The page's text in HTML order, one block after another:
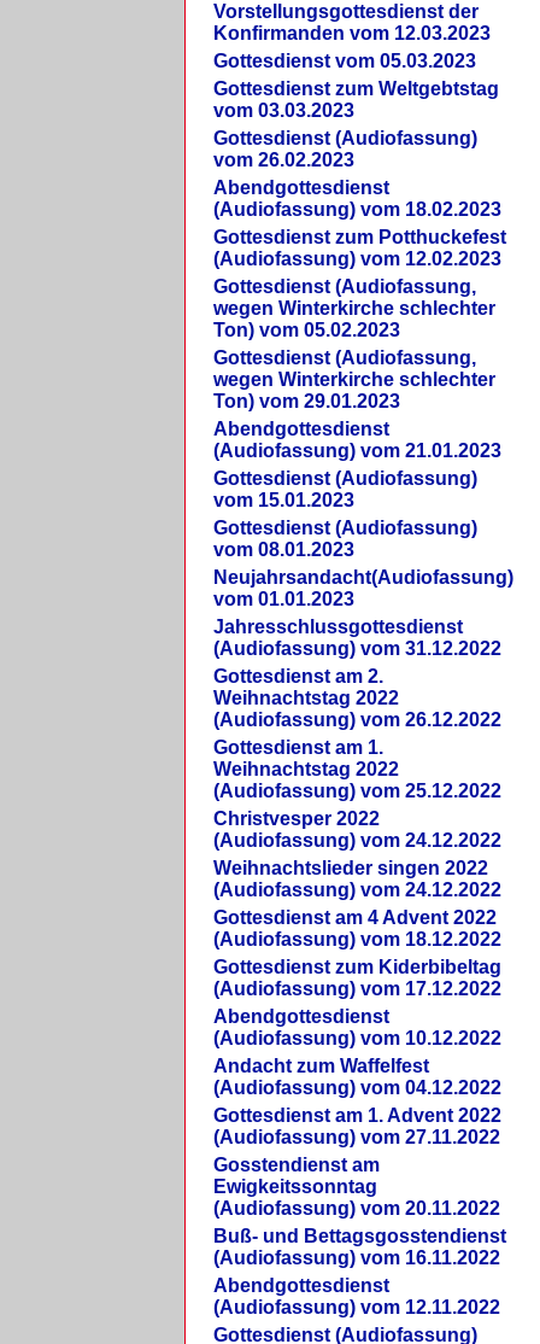
Vorstellungsgottesdienst der
Konfirmanden vom 12.03.2023
Gottesdienst vom 05.03.2023
Gottesdienst zum Weltgebtstag
vom 03.03.2023
Gottesdienst (Audiofassung)
vom 26.02.2023
Abendgottesdienst
(Audiofassung) vom 18.02.2023
Gottesdienst zum Potthuckefest
(Audiofassung) vom 12.02.2023
Gottesdienst (Audiofassung,
wegen Winterkirche schlechter
Ton) vom 05.02.2023
Gottesdienst (Audiofassung,
wegen Winterkirche schlechter
Ton) vom 29.01.2023
Abendgottesdienst
(Audiofassung) vom 21.01.2023
Gottesdienst (Audiofassung)
vom 15.01.2023
Gottesdienst (Audiofassung)
vom 08.01.2023
Neujahrsandacht(Audiofassung)
vom 01.01.2023
Jahresschlussgottesdienst
(Audiofassung) vom 31.12.2022
Gottesdienst am 2.
Weihnachtstag 2022
(Audiofassung) vom 26.12.2022
Gottesdienst am 1.
Weihnachtstag 2022
(Audiofassung) vom 25.12.2022
Christvesper 2022
(Audiofassung) vom 24.12.2022
Weihnachtslieder singen 2022
(Audiofassung) vom 24.12.2022
Gottesdienst am 4 Advent 2022
(Audiofassung) vom 18.12.2022
Gottesdienst zum Kiderbibeltag
(Audiofassung) vom 17.12.2022
Abendgottesdienst
(Audiofassung) vom 10.12.2022
Andacht zum Waffelfest
(Audiofassung) vom 04.12.2022
Gottesdienst am 1. Advent 2022
(Audiofassung) vom 27.11.2022
Gosstendienst am
Ewigkeitssonntag
(Audiofassung) vom 20.11.2022
Buß- und Bettagsgosstendienst
(Audiofassung) vom 16.11.2022
Abendgottesdienst
(Audiofassung) vom 12.11.2022
Gottesdienst (Audiofassung)